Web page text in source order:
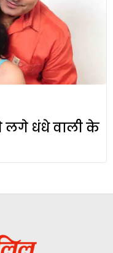
लगे धंधे वाली के